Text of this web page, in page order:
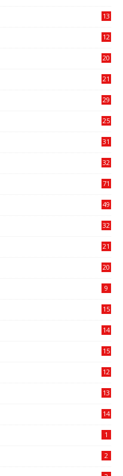
13
12
20
21
29
25
31
32
71
49
32
21
20
9
15
14
15
12
13
14
1
2